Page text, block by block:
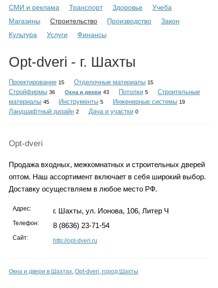
Объявления
Гороскоп
Карты
СМИ и реклама
Транспорт Здоровье
Учеба
Магазины
Строительство Производство
Закон
Культура
Услуги Финансы
Opt-dveri - г. Шахты
Проектирование 15 Отделочные материалы 15
Стройфирмы 36 Окна и двери 43 Потолки 5
Строительные
материалы 45 Инструменты 5 Инженерные системы 19
Ландшафтный дизайн 2 Дача и участки 0
Opt-dveri
Продажа входных, межкомнатных и строительных дверей
оптом. Наш ассортимент включает в себя широкий выбор.
Доставку осуществляем в любое место РФ.
Адрес: г. Шахты, ул. Ионова, 106, Литер Ч
Телефон: 8 (8636) 23-71-54
Сайт: http://opt-dveri.ru
Окна и двери в Шахтах, Opt-dveri, город Шахты